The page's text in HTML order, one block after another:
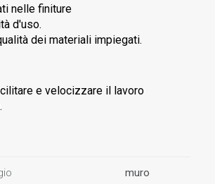
nelle finiture
d'uso.
dei materiali impiegati.
e velocizzare il lavoro
muro